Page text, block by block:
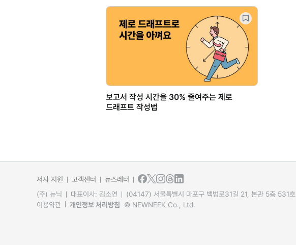
보고서 작성 시간을 30% 줄여주는 제로
드래프트 작성법
저자 지원 고객센터
뉴스레터
(주) 뉴닉
대표이사: 김소연 (04147) 서울특별시 마포구 백범로31길 21, 본관 5층 531호
이용약관
개인정보 처리방침 © NEWNEEK Co., Ltd.